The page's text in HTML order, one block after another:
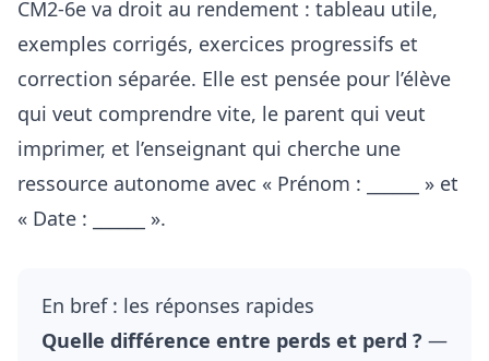
CM2-6e va droit au rendement : tableau utile,
exemples corrigés, exercices progressifs et
correction séparée. Elle est pensée pour l’élève
qui veut comprendre vite, le parent qui veut
imprimer, et l’enseignant qui cherche une
ressource autonome avec « Prénom : ______ » et
« Date : ______ ».
En bref : les réponses rapides
Quelle différence entre perds et perd ? —